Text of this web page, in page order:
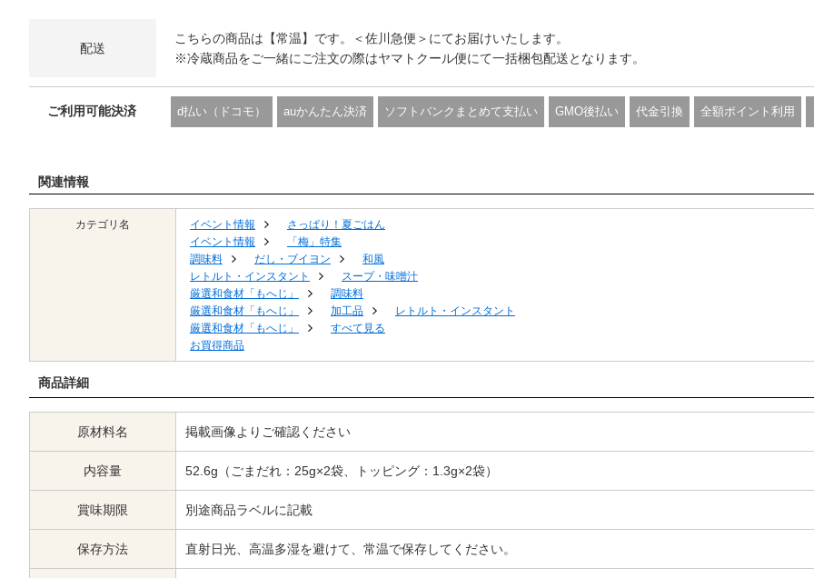
配送
こちらの商品は【常温】です。＜佐川急便＞にてお届けいたします。
※冷蔵商品をご一緒にご注文の際はヤマトクール便にて一括梱包配送となります。
ご利用可能決済 d払い（ドコモ） auかんたん決済 ソフトバンクまとめて支払い GMO後払い 代金引換 全額ポイント利用
関連情報
カテゴリ名 イベント情報
さっぱり！夏ごはん
イベント情報
「梅」特集
調味料
だし・ブイヨン
和風
レトルト・インスタント
スープ・味噌汁
厳選和食材「もへじ」
調味料
厳選和食材「もへじ」
加工品
レトルト・インスタント
厳選和食材「もへじ」
すべて見る
お買得商品
商品詳細
原材料名 掲載画像よりご確認ください
内容量 52.6g（ごまだれ：25g×2袋、トッピング：1.3g×2袋）
賞味期限 別途商品ラベルに記載
保存方法 直射日光、高温多湿を避けて、常温で保存してください。